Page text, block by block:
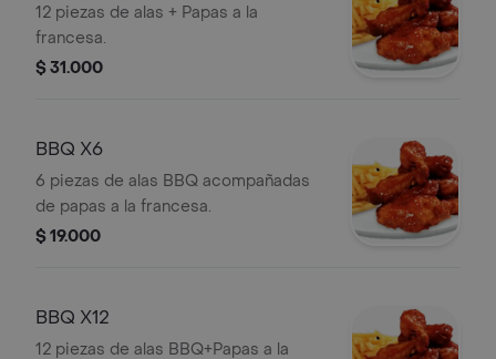
12 piezas de alas + Papas a la
francesa.
$ 31.000
BBQ X6
6 piezas de alas BBQ acompañadas
de papas a la francesa.
$ 19.000
BBQ X12
12 piezas de alas BBQ+Papas a la